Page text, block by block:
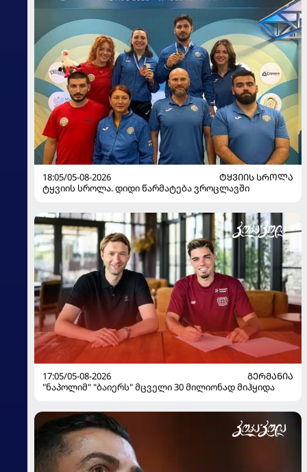
18:05/05-08-2026
ᲢᲧᲕᲘᲘᲡ ᲡᲠᲝᲚᲐ
ტყვიის სროლა. დიდი წარმატება ვროცლავში
17:05/05-08-2026
ᲒᲔᲠᲛᲐᲜᲘᲐ
"ნაპოლიმ" "ბაიერს" მცველი 30 მილიონად მიჰყიდა